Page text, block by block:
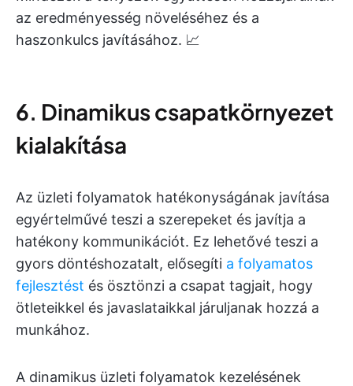
az eredményesség növeléséhez és a
haszonkulcs javításához. 📈
6. Dinamikus csapatkörnyezet
kialakítása
Az üzleti folyamatok hatékonyságának javítása
egyértelművé teszi a szerepeket és javítja a
hatékony kommunikációt. Ez lehetővé teszi a
gyors döntéshozatalt, elősegíti a folyamatos
fejlesztést és ösztönzi a csapat tagjait, hogy
ötleteikkel és javaslataikkal járuljanak hozzá a
munkához.
A dinamikus üzleti folyamatok kezelésének